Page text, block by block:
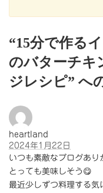
“15分で作る
のバターチキ
ジレシピ” へ
heartland
2024年1月22日
いつも素敵なブログあり
とっても美味しそう😋
最近少しずつ料理する気